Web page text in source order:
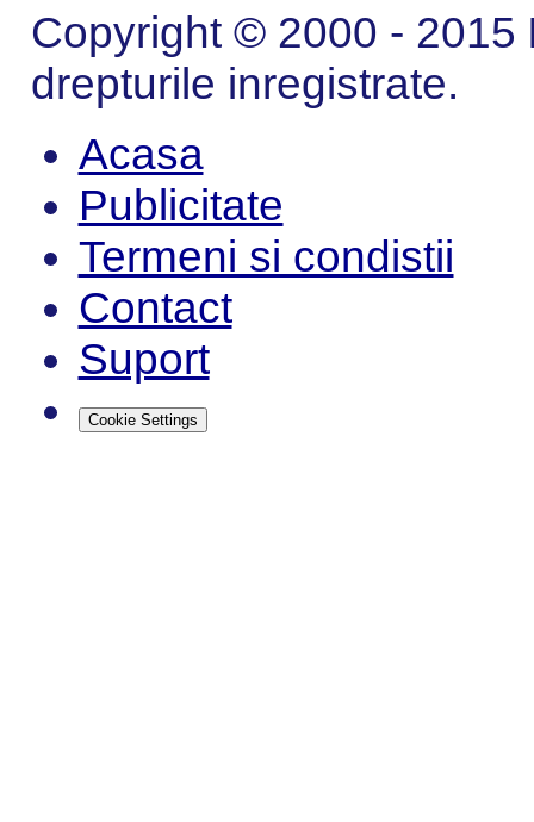
Copyright © 2000 - 2015
drepturile inregistrate.
Acasa
Publicitate
Termeni si condistii
Contact
Suport
Cookie Settings